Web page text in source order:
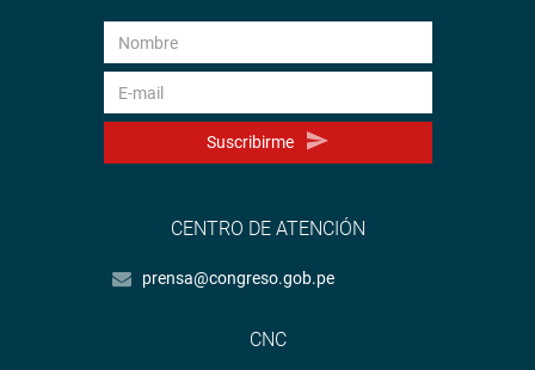
Suscribirme
CENTRO DE ATENCIÓN
prensa@congreso.gob.pe
CNC